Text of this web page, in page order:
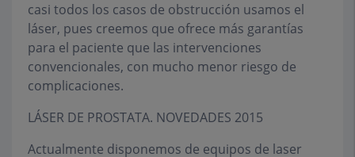
casi todos los casos de obstrucción usamos el
láser, pues creemos que ofrece más garantías
para el paciente que las intervenciones
convencionales, con mucho menor riesgo de
complicaciones.
LÁSER DE PROSTATA. NOVEDADES 2015
Actualmente disponemos de equipos de laser